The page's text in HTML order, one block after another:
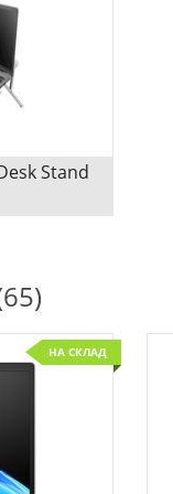
Stand
НА СКЛАД